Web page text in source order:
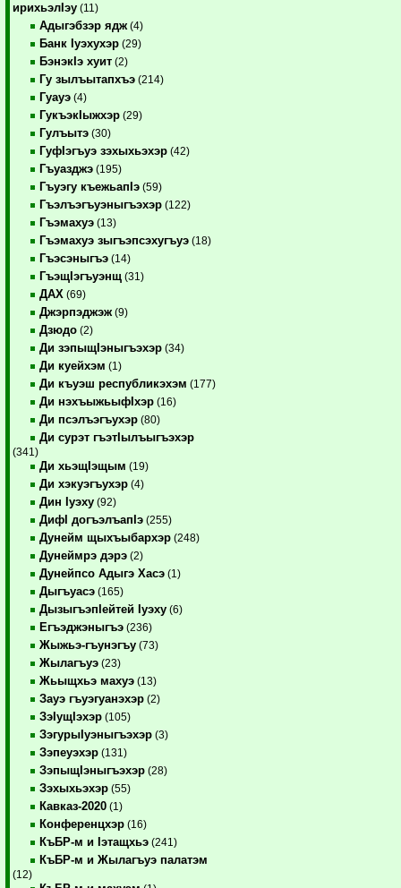
ирихьэлIэу (11)
Адыгэбзэр ядж (4)
Банк Iуэхухэр (29)
БэнэкIэ хуит (2)
Гу зылъытапхъэ (214)
Гуауэ (4)
ГукъэкIыжхэр (29)
Гулъытэ (30)
ГуфIэгъуэ зэхыхьэхэр (42)
Гъуазджэ (195)
Гъуэгу къежьапIэ (59)
Гъэлъэгъуэныгъэхэр (122)
Гъэмахуэ (13)
Гъэмахуэ зыгъэпсэхугъуэ (18)
Гъэсэныгъэ (14)
ГъэщIэгъуэнщ (31)
ДАХ (69)
Джэрпэджэж (9)
Дзюдо (2)
Ди зэпыщIэныгъэхэр (34)
Ди куейхэм (1)
Ди къуэш республикэхэм (177)
Ди нэхъыжьыфIхэр (16)
Ди псэлъэгъухэр (80)
Ди сурэт гъэтIылъыгъэхэр
(341)
Ди хьэщIэщым (19)
Ди хэкуэгъухэр (4)
Дин Iуэху (92)
ДифI догъэлъапIэ (255)
Дунейм щыхъыбархэр (248)
Дунеймрэ дэрэ (2)
Дунейпсо Адыгэ Хасэ (1)
Дыгъуасэ (165)
ДызыгъэпIейтей Iуэху (6)
Егъэджэныгъэ (236)
Жыжьэ-гъунэгъу (73)
Жылагъуэ (23)
Жьыщхьэ махуэ (13)
Зауэ гъуэгуанэхэр (2)
ЗэIущIэхэр (105)
ЗэгурыIуэныгъэхэр (3)
Зэпеуэхэр (131)
ЗэпыщIэныгъэхэр (28)
Зэхыхьэхэр (55)
Кавказ-2020 (1)
Конференцхэр (16)
КъБР-м и Iэтащхьэ (241)
КъБР-м и Жылагъуэ палатэм
(12)